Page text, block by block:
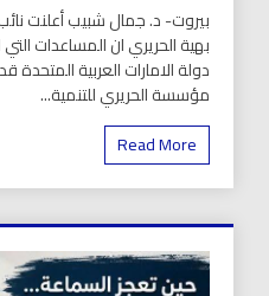
بيروت- د. جمال شبيب أعلنت
بهية الحريري ان المساعدات
دولة الامارات العربية
مؤسسة الحريري للتنمية...
Read More